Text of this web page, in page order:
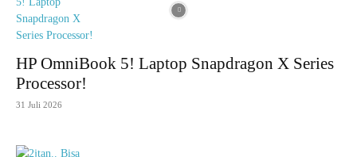
HP OmniBook 5! Laptop Snapdragon X Series
Processor!
31 Juli 2026